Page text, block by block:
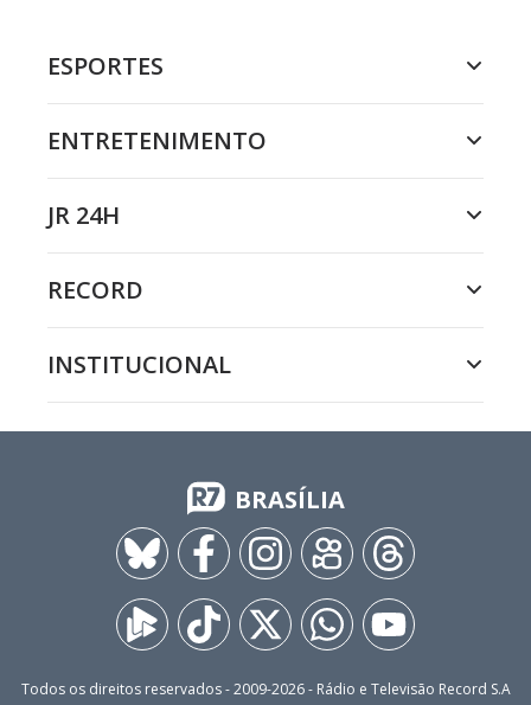
ESPORTES
ENTRETENIMENTO
JR 24H
RECORD
INSTITUCIONAL
BRASÍLIA
Todos os direitos reservados - 2009-2026- Rádio e Televisão Record S.A